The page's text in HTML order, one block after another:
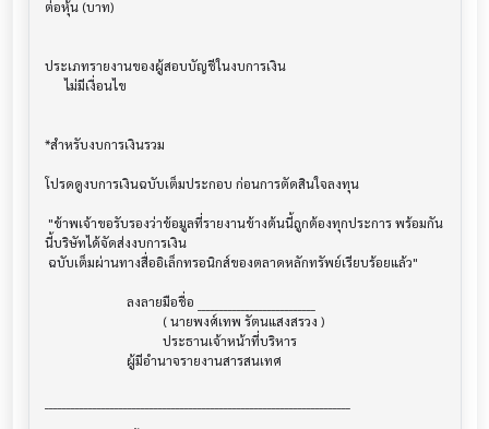
ต่อหุ้น (บาท)
ประเภทรายงานของผู้สอบบัญชีในงบการเงิน
      ไม่มีเงื่อนไข
*สำหรับงบการเงินรวม
โปรดดูงบการเงินฉบับเต็มประกอบ ก่อนการตัดสินใจลงทุน
นี้บริษัทได้จัดส่งงบการเงิน